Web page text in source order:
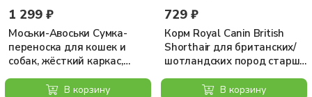
1 299 ₽
Моськи-Авоськи Сумка-
переноска для кошек и
собак, жёсткий каркас,
раскладная, 39,5х23,5х24
см, цвет серыйВ корзину
729 ₽
Корм Royal Canin British
Shorthair для британских/
шотландских пород старше
12 мес., 400 г
В корзину